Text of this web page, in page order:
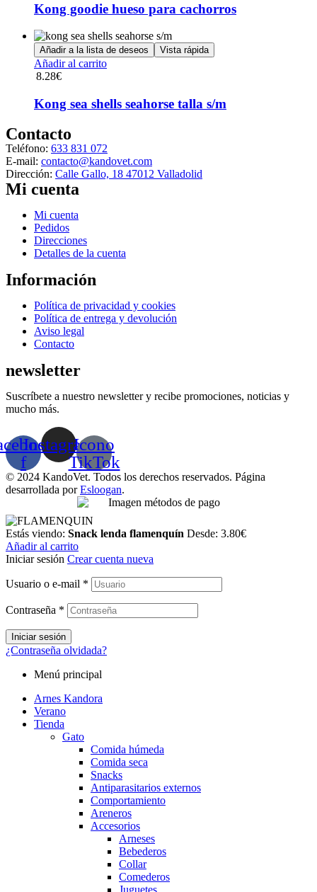
la
de
producto
Kong goodie hueso para cachorros
Añadir a la lista de deseos Vista rápida
Añadir al carrito
8.28€
Kong sea shells seahorse talla s/m
Contacto
Teléfono: 633 831 072
E-mail: contacto@kandovet.com
Dirección: Calle Gallo, 18 47012 Valladolid
Mi cuenta
Menú
Mi cuenta
Pedidos
Direcciones
Detalles de la cuenta
Información
Menú
Política de privacidad y cookies
Política de entrega y devolución
Aviso legal
Contacto
newsletter
Suscríbete a nuestro newsletter y recibe promociones, noticias y
mucho más.
f
InstagramIcono
TikTok
© 2024 KandoVet. Todos los derechos reservados. Página
desarrollada porEsloogan.
Estás viendo: Snack lenda flamenquín Desde: 3.80€
Añadir al carrito
Iniciar sesión Crear cuenta nueva
Usuario o e-mail *
Contraseña *
Iniciar sesión
¿Contraseña olvidada?
Menú principal
Arnes Kandora
Verano
Tienda
Gato
Comida húmeda
Comida seca
Snacks
Antiparasitarios externos
Comportamiento
Areneros
Accesorios
Arneses
Bebederos
Collar
Comederos